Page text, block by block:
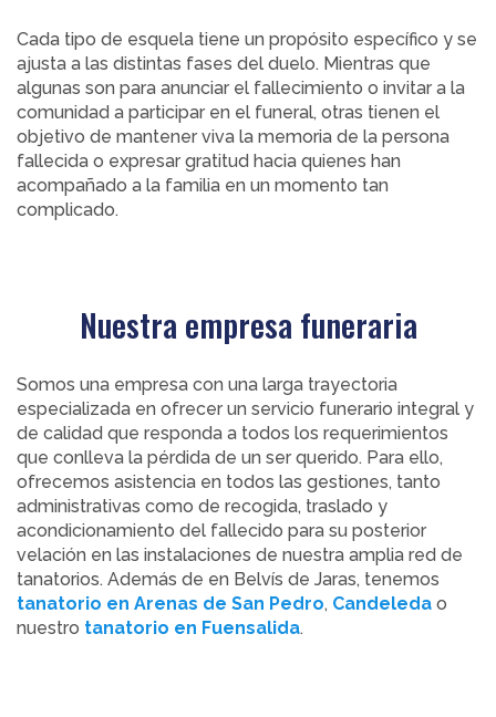
Cada tipo de esquela tiene un propósito específico y se
ajusta a las distintas fases del duelo. Mientras que
algunas son para anunciar el fallecimiento o invitar a la
comunidad a participar en el funeral, otras tienen el
objetivo de mantener viva la memoria de la persona
fallecida o expresar gratitud hacia quienes han
acompañado a la familia en un momento tan
complicado.
Nuestra empresa funeraria
Somos una empresa con una larga trayectoria
especializada en ofrecer un servicio funerario integral y
de calidad que responda a todos los requerimientos
que conlleva la pérdida de un ser querido. Para ello,
ofrecemos asistencia en todos las gestiones, tanto
administrativas como de recogida, traslado y
acondicionamiento del fallecido para su posterior
velación en las instalaciones de nuestra amplia red de
tanatorios. Además de en Belvís de Jaras, tenemos
tanatorio en Arenas de San Pedro, Candeleda o
nuestro tanatorio en Fuensalida.